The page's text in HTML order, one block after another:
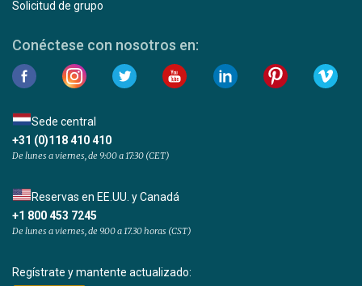
Solicitud de grupo
Conéctese con nosotros en:
Sede central
+31 (0)118 410 410
De lunes a viernes, de 9:00 a 17:30 (CET)
Reservas en EE.UU. y Canadá
+1 800 453 7245
De lunes a viernes, de 9.00 a 17.30 horas (CST)
Regístrate y mantente actualizado: